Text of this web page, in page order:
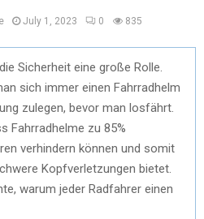
July 1, 2023 0 835
Sicherheit eine große Rolle.
sich immer einen Fahrradhelm
zulegen, bevor man losfährt.
Fahrradhelme zu 85%
verhindern können und somit
Kopfverletzungen bietet.
warum jeder Radfahrer einen